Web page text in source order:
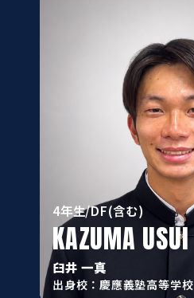
4年生/DF(含む)
KAZUMA USUI
臼井 一真
出身校：慶應義塾高等学校